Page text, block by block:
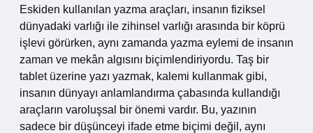
Eskiden kullanılan yazma araçları, insanın fiziksel
dünyadaki varlığı ile zihinsel varlığı arasında bir köprü
işlevi görürken, aynı zamanda yazma eylemi de insanın
zaman ve mekân algısını biçimlendiriyordu. Taş bir
tablet üzerine yazı yazmak, kalemi kullanmak gibi,
insanın dünyayı anlamlandırma çabasında kullandığı
araçların varoluşsal bir önemi vardır. Bu, yazının
sadece bir düşünceyi ifade etme biçimi değil, aynı